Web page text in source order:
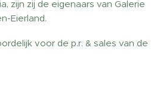
zijn zij de eigenaars van Galerie
Eierland.
voor de p.r. & sales van de